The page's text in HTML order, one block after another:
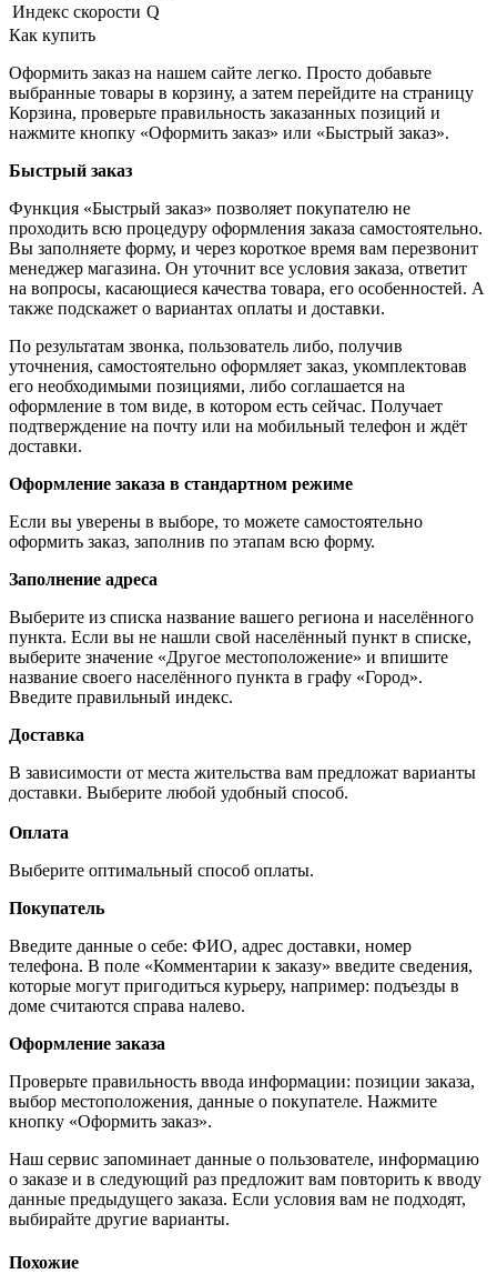
Индекс скорости Q
Как купить
Оформить заказ на нашем сайте легко. Просто добавьте
выбранные товары в корзину, а затем перейдите на страницу
Корзина, проверьте правильность заказанных позиций и
нажмите кнопку «Оформить заказ» или «Быстрый заказ».
Быстрый заказ
Функция «Быстрый заказ» позволяет покупателю не
проходить всю процедуру оформления заказа самостоятельно.
Вы заполняете форму, и через короткое время вам перезвонит
менеджер магазина. Он уточнит все условия заказа, ответит
на вопросы, касающиеся качества товара, его особенностей. А
также подскажет о вариантах оплаты и доставки.
По результатам звонка, пользователь либо, получив
уточнения, самостоятельно оформляет заказ, укомплектовав
его необходимыми позициями, либо соглашается на
оформление в том виде, в котором есть сейчас. Получает
подтверждение на почту или на мобильный телефон и ждёт
доставки.
Оформление заказа в стандартном режиме
Если вы уверены в выборе, то можете самостоятельно
оформить заказ, заполнив по этапам всю форму.
Заполнение адреса
Выберите из списка название вашего региона и населённого
пункта. Если вы не нашли свой населённый пункт в списке,
выберите значение «Другое местоположение» и впишите
название своего населённого пункта в графу «Город».
Введите правильный индекс.
Доставка
В зависимости от места жительства вам предложат варианты
доставки. Выберите любой удобный способ.
Оплата
Выберите оптимальный способ оплаты.
Покупатель
Введите данные о себе: ФИО, адрес доставки, номер
телефона. В поле «Комментарии к заказу» введите сведения,
которые могут пригодиться курьеру, например: подъезды в
доме считаются справа налево.
Оформление заказа
Проверьте правильность ввода информации: позиции заказа,
выбор местоположения, данные о покупателе. Нажмите
кнопку «Оформить заказ».
Наш сервис запоминает данные о пользователе, информацию
о заказе и в следующий раз предложит вам повторить к вводу
данные предыдущего заказа. Если условия вам не подходят,
выбирайте другие варианты.
Похожие